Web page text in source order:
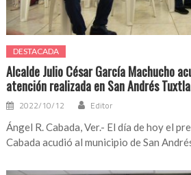
DESTACADA
Alcalde Julio César García Machucho
atención realizada en San Andrés
2022/10/12 Editor
Ángel R. Cabada, Ver.- El día de hoy el
Cabada acudió al municipio de San